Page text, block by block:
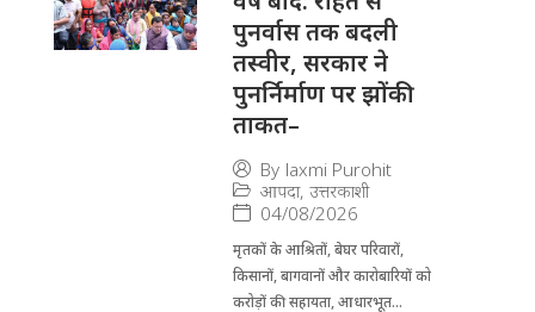
पुनर्वास तक बदली
तस्वीर, सरकार ने
पुनर्निर्माण पर झोंकी
ताकत–
By laxmi Purohit
आपदा, उत्तरकाशी
04/08/2026
मृतकों के आश्रितों, बेघर परिवारों,
किसानों, बागवानों और कारोबारियों को
करोड़ों की सहायता, आधारभूत...